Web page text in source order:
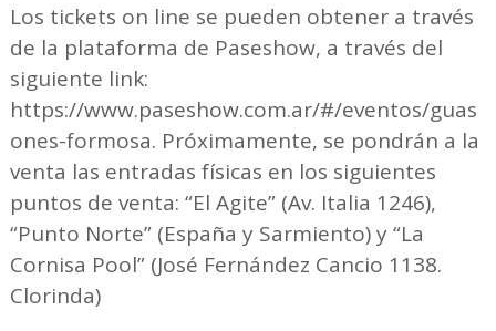
Los tickets on line se pueden obtener a través
de la plataforma de Paseshow, a través del
siguiente link:
https://www.paseshow.com.ar/#/eventos/guas
ones-formosa. Próximamente, se pondrán a la
venta las entradas físicas en los siguientes
puntos de venta: “El Agite” (Av. Italia 1246),
“Punto Norte” (España y Sarmiento) y “La
Cornisa Pool” (José Fernández Cancio 1138.
Clorinda)